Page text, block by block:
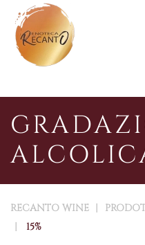
Skip to main content
RECANTO WINE
15%